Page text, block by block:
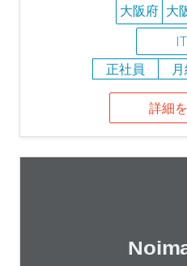
大阪府 大
IT
正社員
詳細